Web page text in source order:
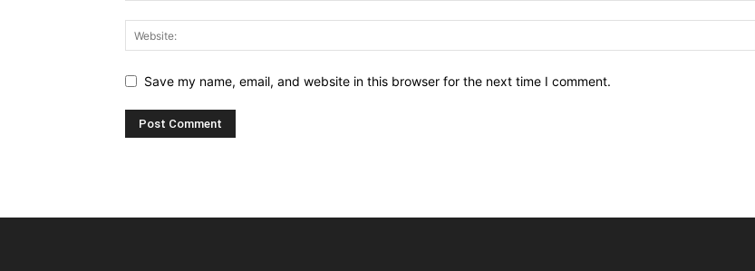
Save my name, email, and website in this browser for the next time I comment.